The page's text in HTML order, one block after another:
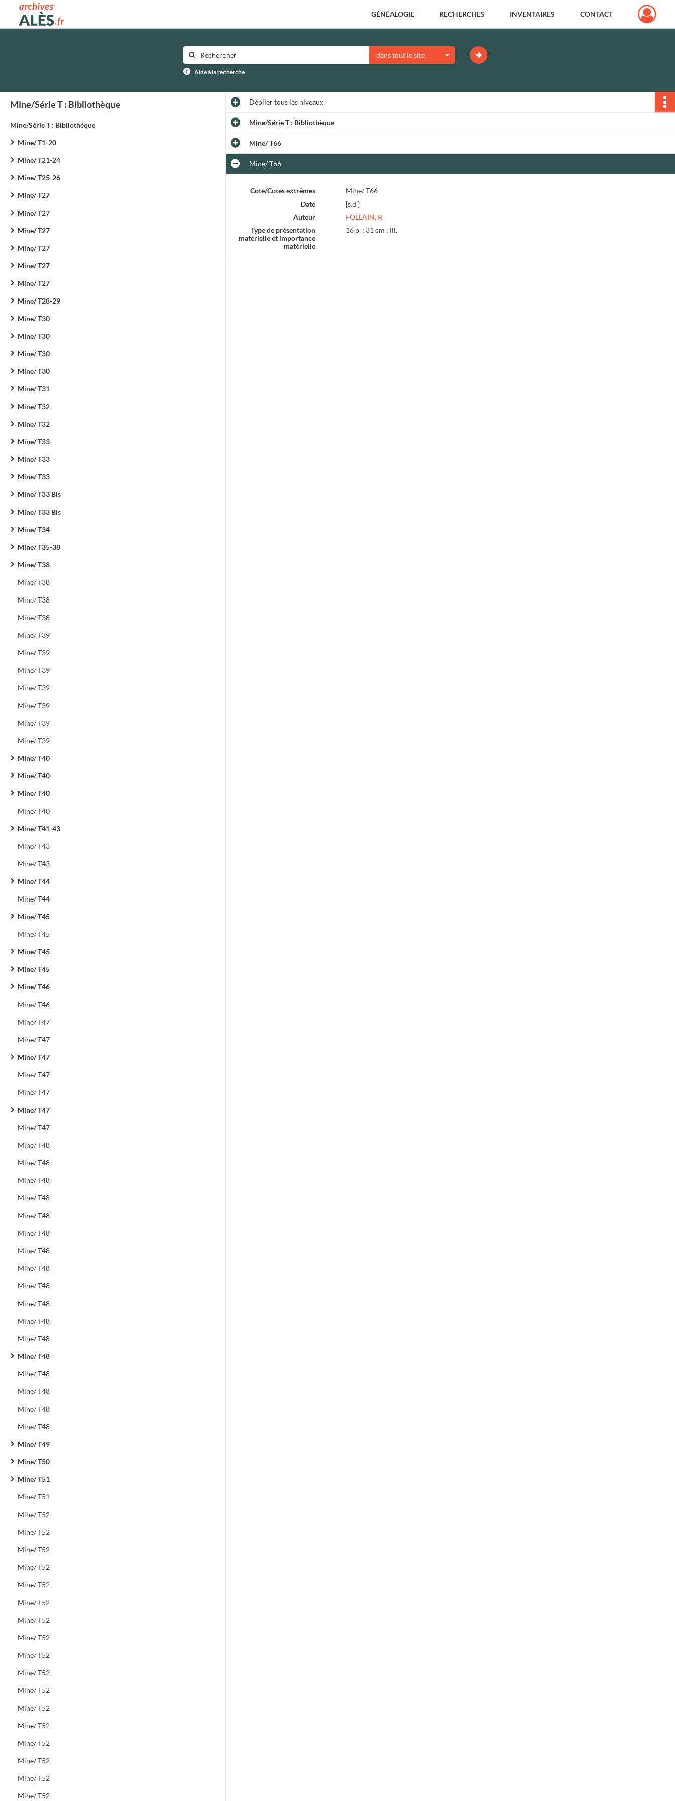
Archives municipales d'Alès GÉNÉALOGIE RECHERCHES INVENTAIRES CONTACT
dans tout le site
Aide à la recherche
Mine/Série T : Bibliothèque
Mine/Série T : Bibliothèque
Mine/ T1-20
Mine/ T21-24
Mine/ T25-26
Mine/ T27
Mine/ T27
Mine/ T27
Mine/ T27
Mine/ T27
Mine/ T27
Mine/ T28-29
Mine/ T30
Mine/ T30
Mine/ T30
Mine/ T30
Mine/ T31
Mine/ T32
Mine/ T32
Mine/ T33
Mine/ T33
Mine/ T33
Mine/ T33 Bis
Mine/ T33 Bis
Mine/ T34
Mine/ T35-38
Mine/ T38
Mine/ T38
Mine/ T38
Mine/ T38
Mine/ T39
Mine/ T39
Mine/ T39
Mine/ T39
Mine/ T39
Mine/ T39
Mine/ T39
Mine/ T40
Mine/ T40
Mine/ T40
Mine/ T40
Mine/ T41-43
Mine/ T43
Mine/ T43
Mine/ T44
Mine/ T44
Mine/ T45
Mine/ T45
Mine/ T45
Mine/ T45
Mine/ T46
Mine/ T46
Mine/ T47
Mine/ T47
Mine/ T47
Mine/ T47
Mine/ T47
Mine/ T47
Mine/ T47
Mine/ T48
Mine/ T48
Mine/ T48
Mine/ T48
Mine/ T48
Mine/ T48
Mine/ T48
Mine/ T48
Mine/ T48
Mine/ T48
Mine/ T48
Mine/ T48
Mine/ T48
Mine/ T48
Mine/ T48
Mine/ T48
Mine/ T48
Mine/ T49
Mine/ T50
Mine/ T51
Mine/ T51
Mine/ T52
Mine/ T52
Mine/ T52
Mine/ T52
Mine/ T52
Mine/ T52
Mine/ T52
Mine/ T52
Mine/ T52
Mine/ T52
Mine/ T52
Mine/ T52
Mine/ T52
Mine/ T52
Mine/ T52
Mine/ T52
Mine/ T52
Dépliertous les niveaux
Mine/Série T : Bibliothèque
Mine/ T66
Mine/ T66
Cote/Cotes extrêmes
Mine/ T66
Date
[s.d.]
Auteur
FOLLAIN, R.
Type de présentation
matérielle et importance
matérielle
16 p. ; 31 cm ; ill.